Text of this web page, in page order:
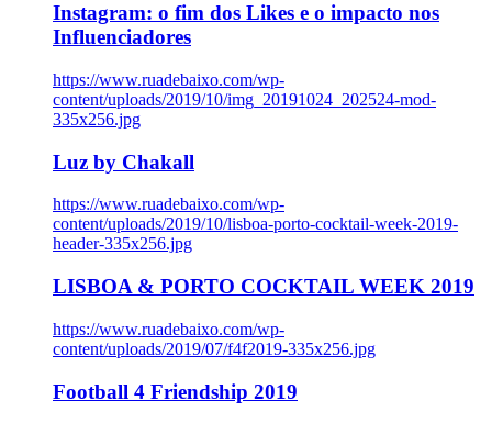
Instagram: o fim dos Likes e o impacto nos
Influenciadores
https://www.ruadebaixo.com/wp-
content/uploads/2019/10/img_20191024_202524-mod-
335x256.jpg
Luz by Chakall
https://www.ruadebaixo.com/wp-
content/uploads/2019/10/lisboa-porto-cocktail-week-2019-
header-335x256.jpg
LISBOA & PORTO COCKTAIL WEEK 2019
https://www.ruadebaixo.com/wp-
content/uploads/2019/07/f4f2019-335x256.jpg
Football 4 Friendship 2019